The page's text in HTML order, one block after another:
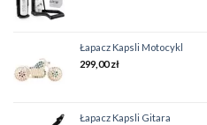
Łapacz Kapsli Motocykl
299,00zł
Łapacz Kapsli Gitara